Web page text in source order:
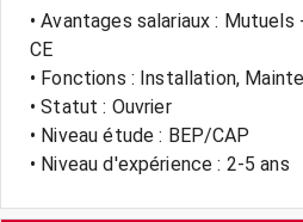
• Avantages salariaux :
CE
• Fonctions : Installation,
• Statut : Ouvrier
• Niveau étude : BEP/CAP
• Niveau d'expérience : 2-5 ans